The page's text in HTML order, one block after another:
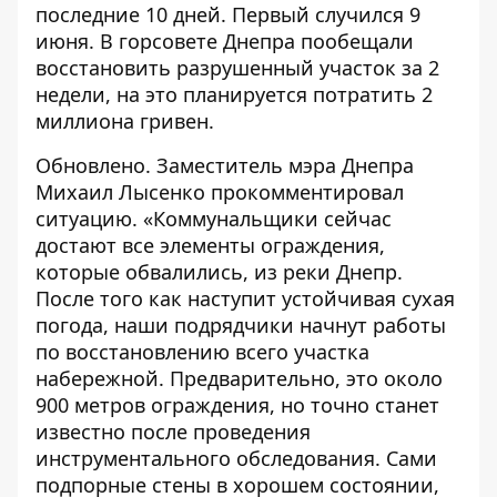
последние 10 дней. Первый случился 9
июня. В горсовете Днепра пообещали
восстановить разрушенный участок за 2
недели, на это планируется потратить 2
миллиона гривен.
Обновлено. Заместитель мэра Днепра
Михаил Лысенко прокомментировал
ситуацию. «Коммунальщики сейчас
достают все элементы ограждения,
которые обвалились, из реки Днепр.
После того как наступит устойчивая сухая
погода, наши подрядчики начнут работы
по восстановлению всего участка
набережной. Предварительно, это около
900 метров ограждения, но точно станет
известно после проведения
инструментального обследования. Сами
подпорные стены в хорошем состоянии,